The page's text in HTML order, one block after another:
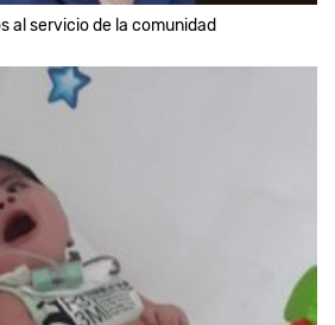
al servicio de la comunidad